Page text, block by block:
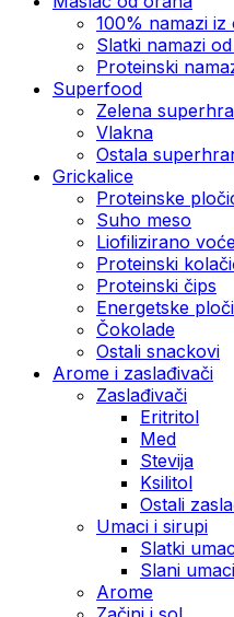
100% namazi
Slatki namazi
Proteinski
Superfood
Zelena
Vlakna
Ostala
Grickalice
Proteinske
Suho meso
Liofilizirano
Proteinski
Proteinski čips
Energetske
Čokolade
Ostali snackovi
Arome i zaslađivači
Zaslađivači
Eritritol
Med
Stevija
Ksilitol
Ostali
Umaci i sirupi
Slatki
Slani
Arome